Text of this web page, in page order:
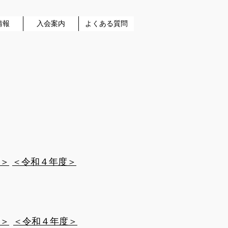
報 入会案内 よくある質問
​＜令和４年度＞
​＜令和４年度＞